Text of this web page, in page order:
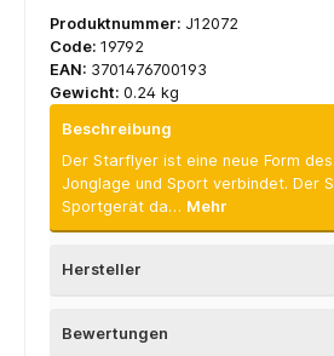
Produktnummer: J12072
Code: 19792
EAN: 3701476700193
Gewicht: 0.24 kg
Beschreibung
Der Starflyer ist eine neue Form
Jonglage und Sport verbindet. Der
Sportgerät da… Mehr
Hersteller
Bewertungen